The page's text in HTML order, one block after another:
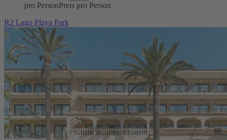
pro PersonPreis pro Person
R2 Lago Playa Park